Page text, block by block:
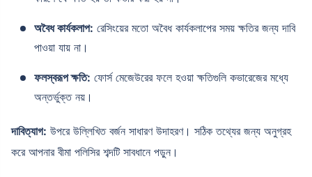
অবৈধ কার্যকলাপ: রেসিংয়ের মতো অবৈধ কার্যকলাপের সময় ক্ষতির জন্য দাবি
পাওয়া যায় না।
ফলস্বরূপ ক্ষতি: ফোর্স মেজেউরের ফলে হওয়া ক্ষতিগুলি কভারেজের মধ্যে
অন্তর্ভুক্ত নয়।
দাবিত্যাগ: উপরে উল্লিখিত বর্জন সাধারণ উদাহরণ। সঠিক তথ্যের জন্য অনুগ্রহ
করে আপনার বীমা পলিসির শব্দটি সাবধানে পড়ুন।